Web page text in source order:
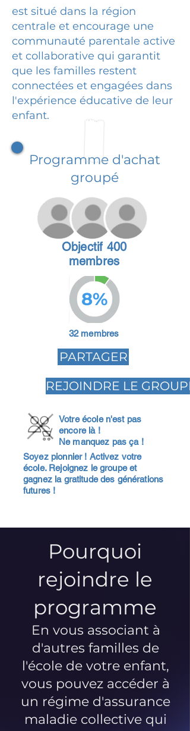
est situé dans la région
centrale et encourage une
communauté parentale active
et collaborative qui garantit
que les familles restent
connectées et engagées dans
l'expérience éducative de leur
enfant.
Programme d'achat
groupé
Objectif 400
membres
8%
32 membres
PARTAGER
REJOINDRE LE GROUPE
Votre école n'est pas
encore là !
Ne manquez pas ça !
Soyez pionnier ! Activez votre
école. Rejoignez le groupe et
gagnez la gratitude des générations
futures !
Pourquoi
rejoindre le
programme
En vous associant à
d'autres familles de
l'école de votre enfant,
vous pouvez accéder à
un régime d'assurance
maladie collective qui